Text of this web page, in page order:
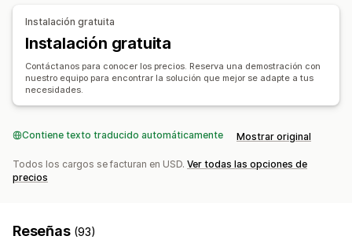
Gestión de envíos
Sincronización de pedidos
Actualizaciones de pedidos
Informes y estadísticas de envíos
Tiempo de entrega
Geolocalización
Reglas personalizadas
Instalación gratuita
Instalación gratuita
Contáctanos para conocer los precios. Reserva una demostración con
nuestro equipo para encontrar la solución que mejor se adapte a tus
necesidades.
Contiene texto traducido automáticamente Mostrar original
Todos los cargos se facturan en USD. Ver todas las opciones de
precios
Reseñas (93)